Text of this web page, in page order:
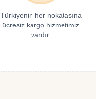
Türkiyenin her nokatasına
ücresiz kargo hizmetimiz
vardır.